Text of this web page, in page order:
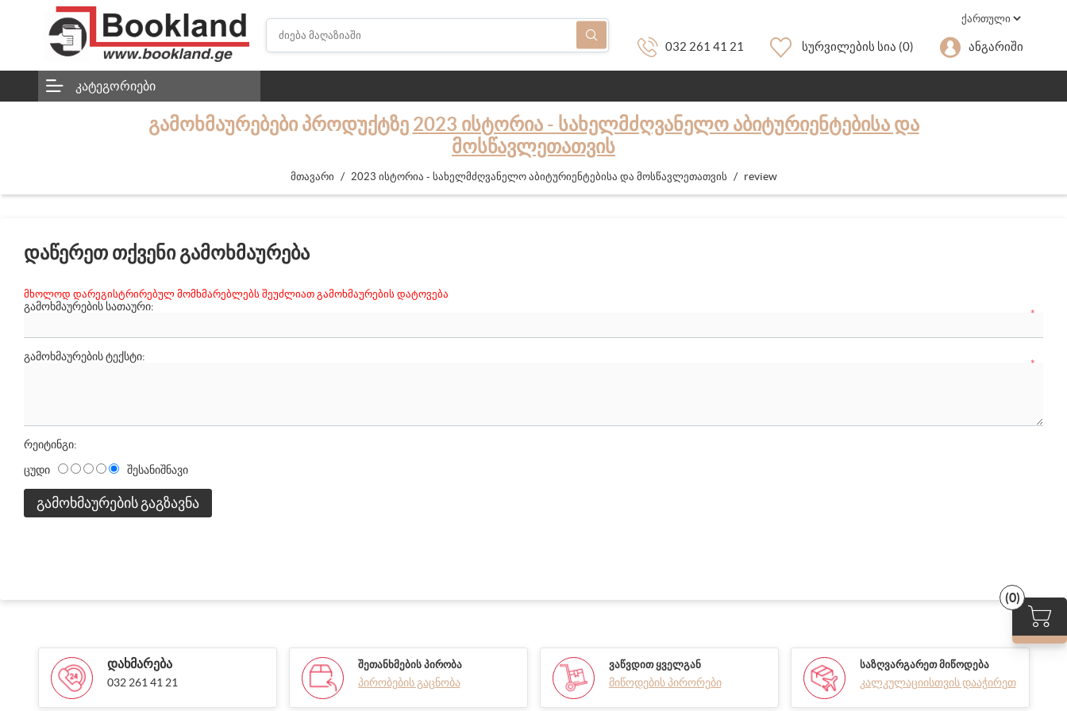
032 261 41 21 Სურვილების Სია (0) Ანგარიში
(0)
ᲙᲐᲢᲔᲒᲝᲠᲘᲔᲑᲘ
ᲒᲐᲛᲝᲮᲛᲐᲣᲠᲔᲑᲔᲑᲘ ᲞᲠᲝᲓᲣᲥᲢᲖᲔ 2023 ᲘᲡᲢᲝᲠᲘᲐ - ᲡᲐᲮᲔᲚᲛᲫᲦᲕᲐᲜᲔᲚᲝ ᲐᲑᲘᲢᲣᲠᲘᲔᲜᲢᲔᲑᲘᲡᲐ ᲓᲐ
ᲛᲝᲡᲬᲐᲕᲚᲔᲗᲐᲗᲕᲘᲡ
მთავარი / 2023 ისტორია - სახელმძღვანელო აბიტურიენტებისა და მოსწავლეთათვის / review
ᲓᲐᲬᲔᲠᲔᲗ ᲗᲥᲕᲔᲜᲘ ᲒᲐᲛᲝᲮᲛᲐᲣᲠᲔᲑᲐ
მხოლოდ დარეგისტრირებულ მომხმარებლებს შეუძლიათ გამოხმაურების დატოვება
ᲒᲐᲛᲝᲮᲛᲐᲣᲠᲔᲑᲘᲡ ᲡᲐᲗᲐᲣᲠᲘ:
*
ᲒᲐᲛᲝᲮᲛᲐᲣᲠᲔᲑᲘᲡ ᲢᲔᲥᲡᲢᲘ:
*
რეიტინგი:
ცუდი
შესანიშნავი
ᲒᲐᲛᲝᲮᲛᲐᲣᲠᲔᲑᲘᲡ ᲒᲐᲒᲖᲐᲕᲜᲐ
ᲓᲐᲮᲛᲐᲠᲔᲑᲐ
032 261 41 21
ᲨᲔᲗᲐᲜᲮᲛᲔᲑᲘᲡ ᲞᲘᲠᲝᲑᲐ
პირობების გაცნობა
ᲕᲐᲬᲕᲓᲘᲗ ᲧᲕᲔᲚᲒᲐᲜ
მიწოდების პირორები
ᲡᲐᲖᲦᲕᲐᲠᲒᲐᲠᲔᲗ ᲛᲘᲬᲝᲓᲔᲑᲐ
კალკულაციისთვის დააჭირეთ